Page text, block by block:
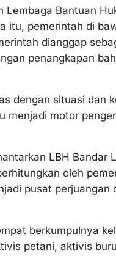
Bantuan
itu, pemerintah di
dianggap
penangkapan
dengan situasi dan
menjadi motor
LBH Bandar
oleh
pusat perjuangan
berkumpulnya
petani, aktivis